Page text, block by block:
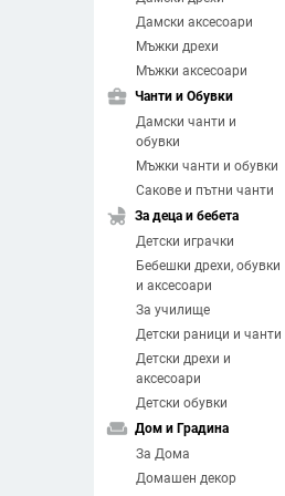
Дамски аксесоари
Мъжки дрехи
Мъжки аксесоари
business_center Чанти и Обувки
Дамски чанти и
обувки
Мъжки чанти и обувки
Сакове и пътни чанти
child_friendly За деца и бебета
Детски играчки
Бебешки дрехи, обувки
и аксесоари
За училище
Детски раници и чанти
Детски дрехи и
аксесоари
Детски обувки
weekend Дом и Градина
За Дома
Домашен декор